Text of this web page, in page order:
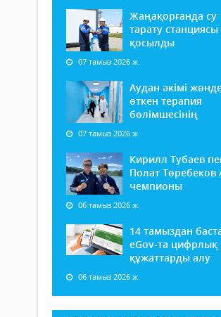
Жаңақорғанда су
тарату станциясы
қосылды
07 тамыз 2026 ж.
Аудан әкімі
өткен терапия
бөлімшесінің
07 тамыз 2026 ж.
Кирилл Тубаев
Полат Төребеков
чемпионы
06 тамыз 2026 ж.
14 тамыздан
еGov-та цифрлық
құжаттарды алу
06 тамыз 2026 ж.